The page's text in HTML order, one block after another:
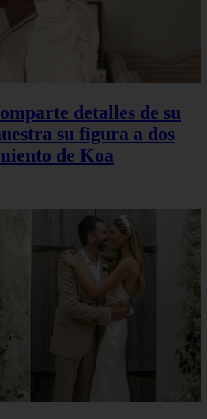
detalles de su
su figura a dos
de Koa